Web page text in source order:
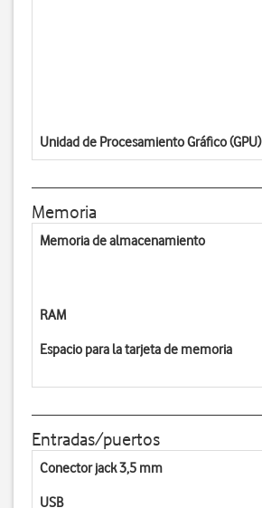
Unidad de Procesamiento Gráfico (GPU)
Memoria
Memoria de almacenamiento
RAM
Espacio para la tarjeta de memoria
Entradas/puertos
Conector jack 3,5 mm
USB